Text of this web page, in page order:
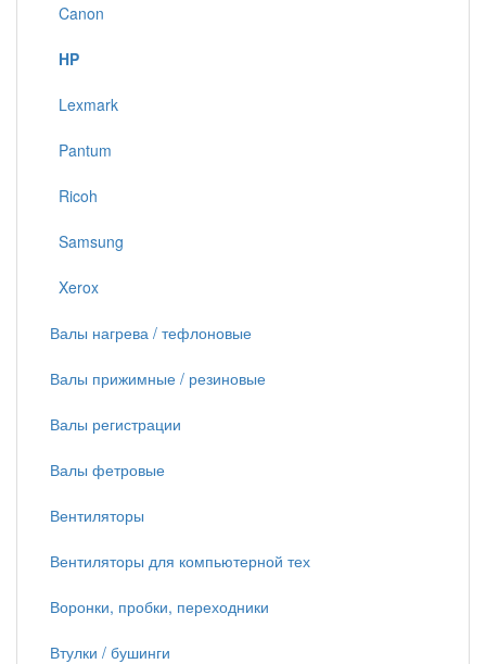
Canon
HP
Lexmark
Pantum
Ricoh
Samsung
Xerox
Валы нагрева / тефлоновые
Валы прижимные / резиновые
Валы регистрации
Валы фетровые
Вентиляторы
Вентиляторы для компьютерной тех
Воронки, пробки, переходники
Втулки / бушинги